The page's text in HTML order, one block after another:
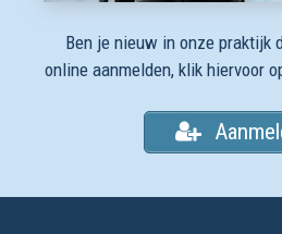
Ben je nieuw in onze praktijk
online aanmelden, klik hiervoor